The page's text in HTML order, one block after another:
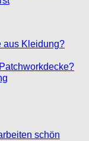
aus Kleidung?
schön